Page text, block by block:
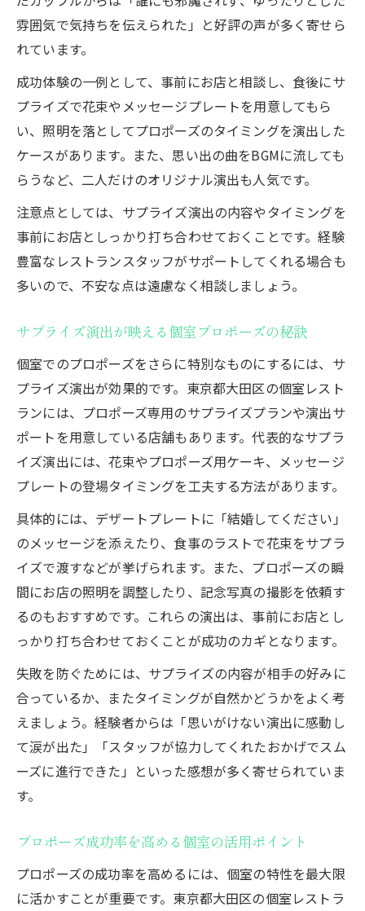
雰囲気で気持ちを伝えられた」と好評の声が多く寄せら
れています。
成功体験の一例として、事前にお店と相談し、食後にサ
プライズで花束やメッセージプレートを用意してもら
い、照明を落としてプロポーズのタイミングを演出した
ケースがあります。また、思い出の曲をBGMに流しても
らうなど、二人だけのオリジナル演出も人気です。
注意点としては、サプライズ演出の内容やタイミングを
事前にお店としっかり打ち合わせておくことです。経験
豊富なレストランスタッフがサポートしてくれる場合も
多いので、不安な点は遠慮なく相談しましょう。
サプライズ演出が映える個室プロポーズの秘訣
個室でのプロポーズをさらに特別なものにするには、サ
プライズ演出が効果的です。東京都大田区の個室レスト
ランには、プロポーズ専用のサプライズプランや演出サ
ポートを用意している店舗もあります。代表的なサプラ
イズ演出には、花束やプロポーズ用ケーキ、メッセージ
プレートの登場タイミングを工夫する方法があります。
具体的には、デザートプレートに「結婚してください」
のメッセージを添えたり、食事のラストで花束をサプラ
イズで渡すなどが挙げられます。また、プロポーズの瞬
間にお店の照明を調整したり、記念写真の撮影を依頼す
るのもおすすめです。これらの演出は、事前にお店とし
っかり打ち合わせておくことが成功のカギとなります。
失敗を防ぐためには、サプライズの内容が相手の好みに
合っているか、またタイミングが自然かどうかをよく考
えましょう。経験者からは「思いがけない演出に感動し
て涙が出た」「スタッフが協力してくれたおかげでスム
ーズに進行できた」といった感想が多く寄せられていま
す。
プロポーズ成功率を高める個室の活用ポイント
プロポーズの成功率を高めるには、個室の特性を最大限
に活かすことが重要です。東京都大田区の個室レストラ